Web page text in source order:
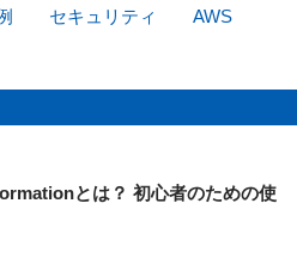
セキュリティ AWS
とは？ 初心者のための使